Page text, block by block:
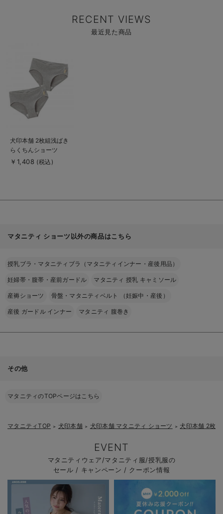
RECENT VIEWS
最近見た商品
商
品
詳
を
犬印本舗 2枚組浅ばき
らくちんショーツ
￥1,408 (税込)
マタニティ ショーツ以外の商品はこちら
授乳ブラ・マタニティブラ（マタニティインナー・産後用品）
妊婦帯・腹帯・産前ガードル マタニティ 授乳 キャミソール
産褥ショーツ 骨盤・マタニティベルト （妊娠中・産後）
産後 ガードル インナー マタニティ 腹巻き
その他
マタニティのTOPページはこちら
マタニティTOP ＞ 犬印本舗 ＞ 犬印本舗 マタニティ ショーツ ＞ 犬印本舗 2枚
EVENT
マタニティウェア/マタニティ服/授乳服の
セール / キャンペーン / クーポン情報